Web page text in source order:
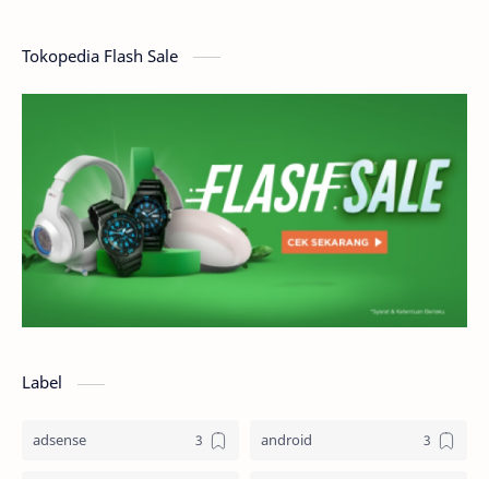
Tokopedia Flash Sale
Label
adsense android